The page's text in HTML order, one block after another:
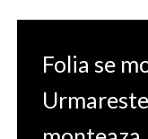
Folia se